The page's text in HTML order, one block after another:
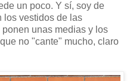
un poco. Y sí, soy de
los vestidos de las
unas medias y los
no "cante" mucho, claro